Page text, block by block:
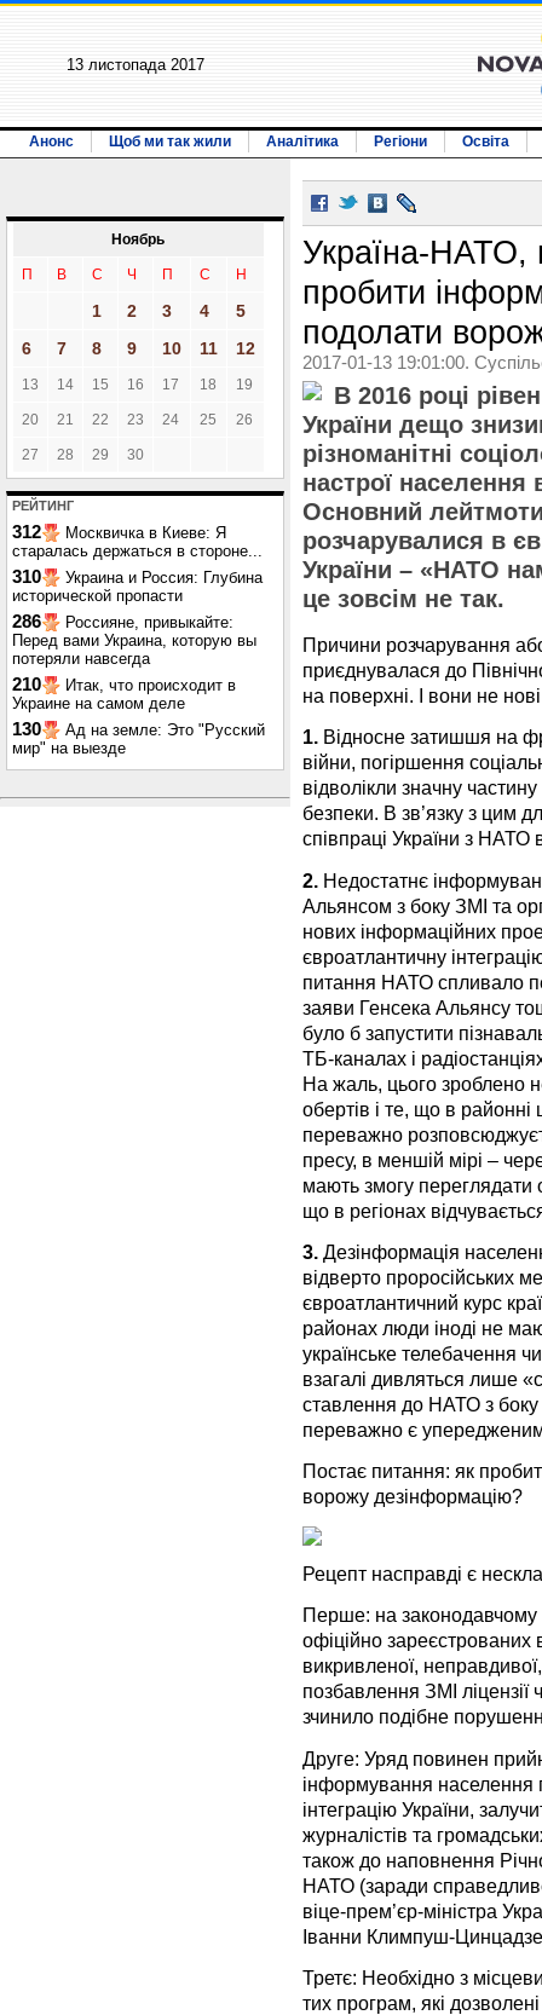
13 листопада 2017
Анонс Щоб ми так жили Аналітика Регіони Освіта
Ноябрь
П В С Ч П С Н
1 2 3 4
5
6
7 8 9 10 11 12
13 14 15 16 17 18 19
20 21 22 23 24 25 26
27 28 29 30
РЕЙТИНГ
312
Москвичка в Киеве: Я
старалась держаться в стороне...
310
Украина и Россия: Глубина
исторической пропасти
286
Россияне, привыкайте:
Перед вами Украина, которую вы
потеряли навсегда
210
Итак, что происходит в
Украине на самом деле
130
Ад на земле: Это "Русский
мир" на выезде
Україна-НАТО,
пробити
подолати
2017-01-13 19:01:00.
В 2016 році
України дещо
різноманітні
настрої населення
Основний
розчарувалися в
України – «НАТО
це зовсім не так.
Причини розчарування
приєднувалася до
на поверхні. І вони не
1. Відносне затишшя на
війни, погіршення
відволікли значну
безпеки. В зв’язку з цим
співпраці України з НАТО
2. Недостатнє
Альянсом з боку ЗМІ та
нових інформаційних
євроатлантичну
питання НАТО спливало
заяви Генсека Альянсу
було б запустити
ТБ-каналах і
На жаль, цього зроблено
обертів і те, що в районні
переважно
пресу, в меншій мірі –
мають змогу
що в регіонах
3. Дезінформація
відверто проросійських
євроатлантичний курс
районах люди іноді не
українське телебачення
взагалі дивляться лише
ставлення до НАТО з
переважно є
Постає питання: як
ворожу дезінформацію?
Рецепт насправді є
Перше: на законодавчому
офіційно зареєстрованих
викривленої,
позбавлення ЗМІ ліцензії
зчинило подібне
Друге: Уряд повинен
інформування населення
інтеграцію України,
журналістів та
також до наповнення
НАТО (заради
віце-прем’єр-міністра
Іванни Климпуш-Цинцадзе
Третє: Необхідно з
тих програм, які